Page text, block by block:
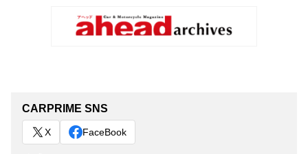
CARPRIME SNS
X FaceBook